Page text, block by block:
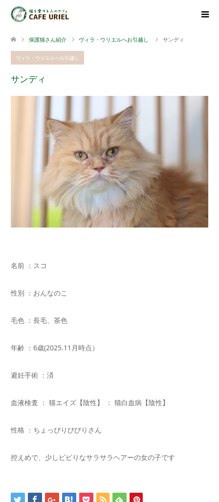
保護猫さん紹介 ヴィラ・ウリエルへお引越し サンディ
ヴィラ・ウリエルへお引越し
サンディ
名前 ：スコ
性別 ：おんなのこ
毛色 ：長毛、茶色
年齢 ：6歳(2025.11月時点）
避妊手術 ：済
血液検査 ： 猫エイズ【陰性】 ： 猫白血病【陰性】
性格 ：ちょっぴりびびりさん
控えめで、少しビビりなサラサラヘアーの女の子です